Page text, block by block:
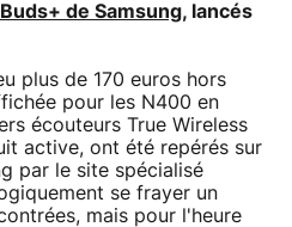
de Samsung, lancés
plus de 170 euros hors
pour les N400 en
écouteurs True Wireless
active, ont été repérés sur
par le site spécialisé
se frayer un
mais pour l'heure